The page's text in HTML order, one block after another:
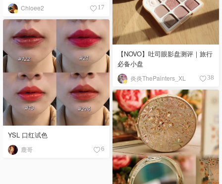
Chloee2 17
【NOVO】吐司眼影盘测评｜旅行
必备小盘
炎炎ThePainters_XL 38
YSL 口红试色
鹿哥 6